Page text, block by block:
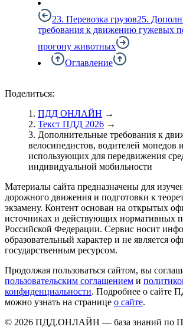
23. Перевозка грузов25.
требования к движению гужевых
прогону животных
Оглавление
Поделиться:
ПДД ОНЛАЙН →
Текст ПДД 2026 →
Дополнительные требования к
велосипедистов, водителей мопедов
использующих для передвижения
индивидуальной мобильности
Материалы сайта предназначены для
дорожного движения и подготовки к
экзамену. Контент основан на открытых
источниках и действующих нормативных
Российской Федерации. Сервис носит
образовательный характер и не является
государственным ресурсом.
Продолжая пользоваться сайтом, вы
пользовательским соглашением и
конфиденциальности. Подробнее о
можно узнать на странице о сайте.
© 2026 ПДД.ОНЛАЙН — база знаний по